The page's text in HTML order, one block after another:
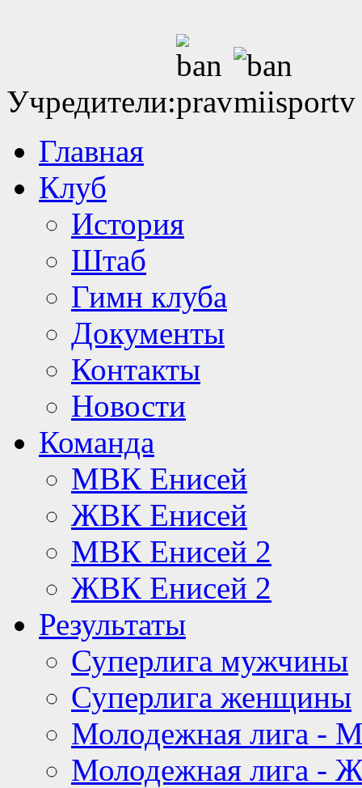
Учредители:
Главная
Клуб
История
Штаб
Гимн клуба
Документы
Контакты
Новости
Команда
МВК Енисей
ЖВК Енисей
МВК Енисей 2
ЖВК Енисей 2
Результаты
Суперлига мужчины
Суперлига женщины
Молодежная лига -
Молодежная лига -